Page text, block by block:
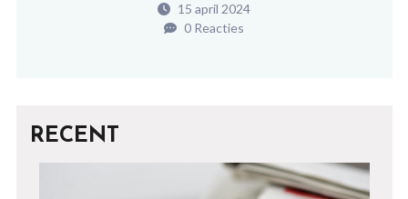
15 april 2024
0 Reacties
RECENT